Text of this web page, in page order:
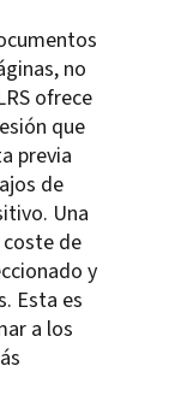
no
ofrece
que
previa
de
Una
de
y
Esta es
a los